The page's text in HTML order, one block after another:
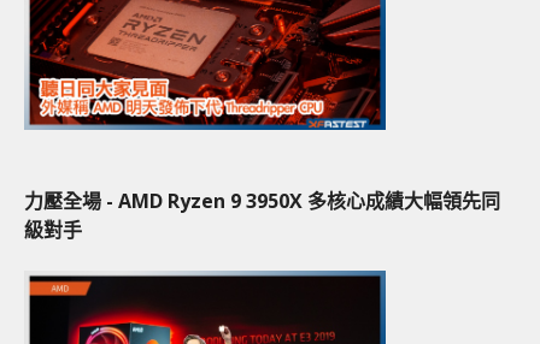
力壓全場 - AMD Ryzen 9 3950X 多核心成績大幅領先同
級對手